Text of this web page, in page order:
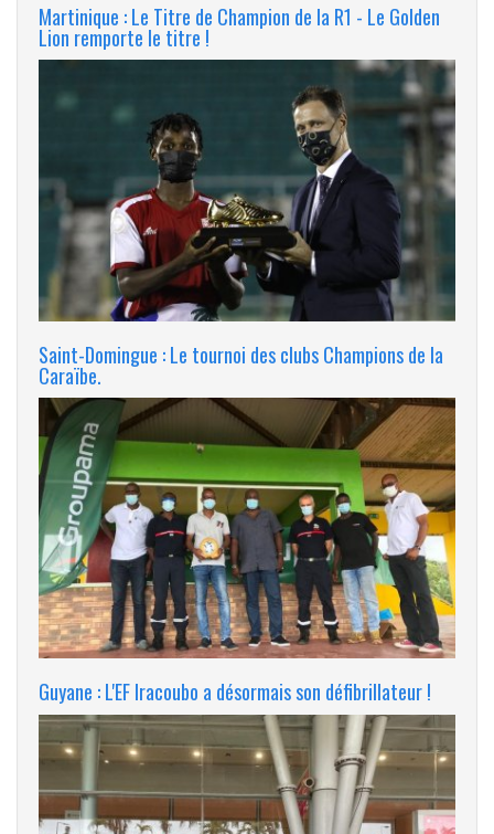
Martinique : Le Titre de Champion de la R1 - Le Golden
Lion remporte le titre !
Saint-Domingue : Le tournoi des clubs Champions de la
Caraïbe.
Guyane : L'EF Iracoubo a désormais son défibrillateur !